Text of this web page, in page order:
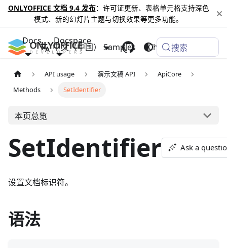
ONLYOFFICE 文档 9.4 发布：许可证更新、表格单元格支持深色
模式、新的幻灯片主题与切换效果等更多功能。
Docs Docspace
Samples Changelog
中文（中国） 搜索
API usage 演示文稿 API
ApiCore
Methods
SetIdentifier
本页总览
SetIdentifier Ask a
设置文档标识符。
语法